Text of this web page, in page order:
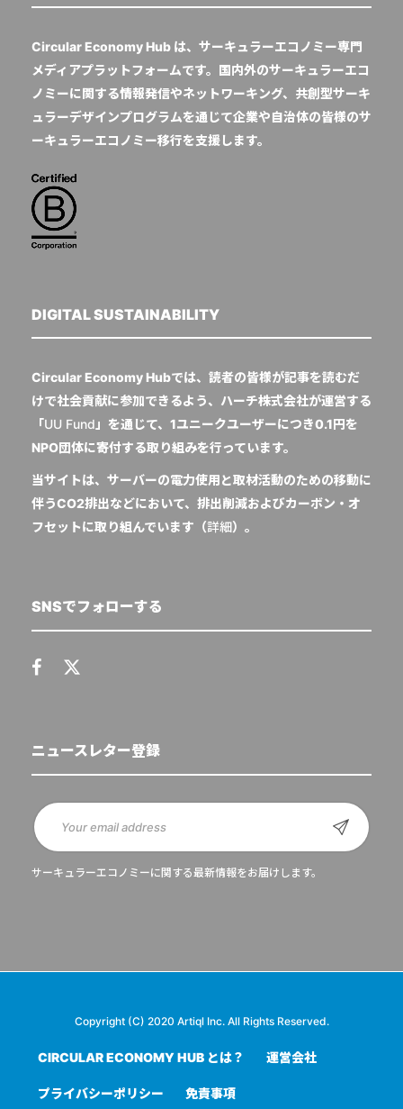
Circular Economy Hub は、サーキュラーエコノミー専門
メディアプラットフォームです。国内外のサーキュラーエコ
ノミーに関する情報発信やネットワーキング、共創型サーキ
ュラーデザインプログラムを通じて企業や自治体の皆様のサ
ーキュラーエコノミー移行を支援します。
DIGITAL SUSTAINABILITY
Circular Economy Hubでは、読者の皆様が記事を読むだ
けで社会貢献に参加できるよう、ハーチ株式会社が運営する
「UU Fund 」を通じて、1ユニークユーザーにつき0.1円を
NPO団体に寄付する取り組みを行っています。
当サイトは、サーバーの電力使用と取材活動のための移動に
伴うCO2排出などにおいて、排出削減およびカーボン・オ
フセットに取り組んでいます（詳細）。
SNSでフォローする
ニュースレター登録
サーキュラーエコノミーに関する最新情報をお届けします。
Copyright (C) 2020 Artiql Inc. All Rights Reserved.
CIRCULAR ECONOMY HUB とは？ 運営会社
プライバシーポリシー 免責事項